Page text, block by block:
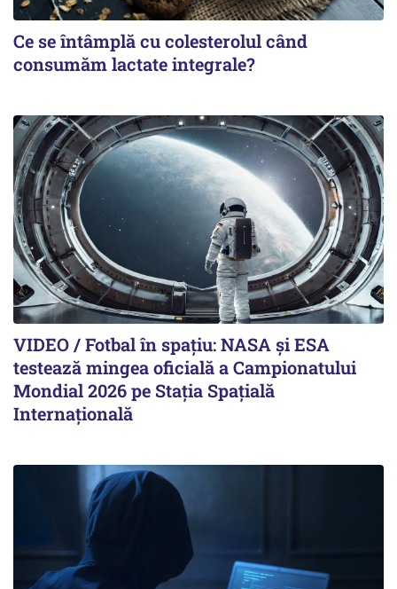
Ce se întâmplă cu colesterolul când
consumăm lactate integrale?
VIDEO / Fotbal în spațiu: NASA și ESA
testează mingea oficială a Campionatului
Mondial 2026 pe Staţia Spaţială
Internaţională